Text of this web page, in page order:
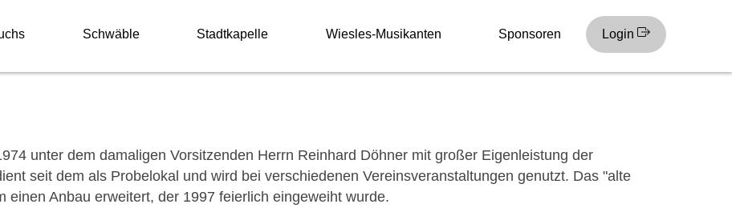
Schwäble Stadtkapelle Wiesles-Musikanten Sponsoren Login
unter dem damaligen Vorsitzenden Herrn Reinhard Döhner mit großer Eigenleistung der
seit dem als Probelokal und wird bei verschiedenen Vereinsveranstaltungen genutzt. Das "alte
einen Anbau erweitert, der 1997 feierlich eingeweiht wurde.